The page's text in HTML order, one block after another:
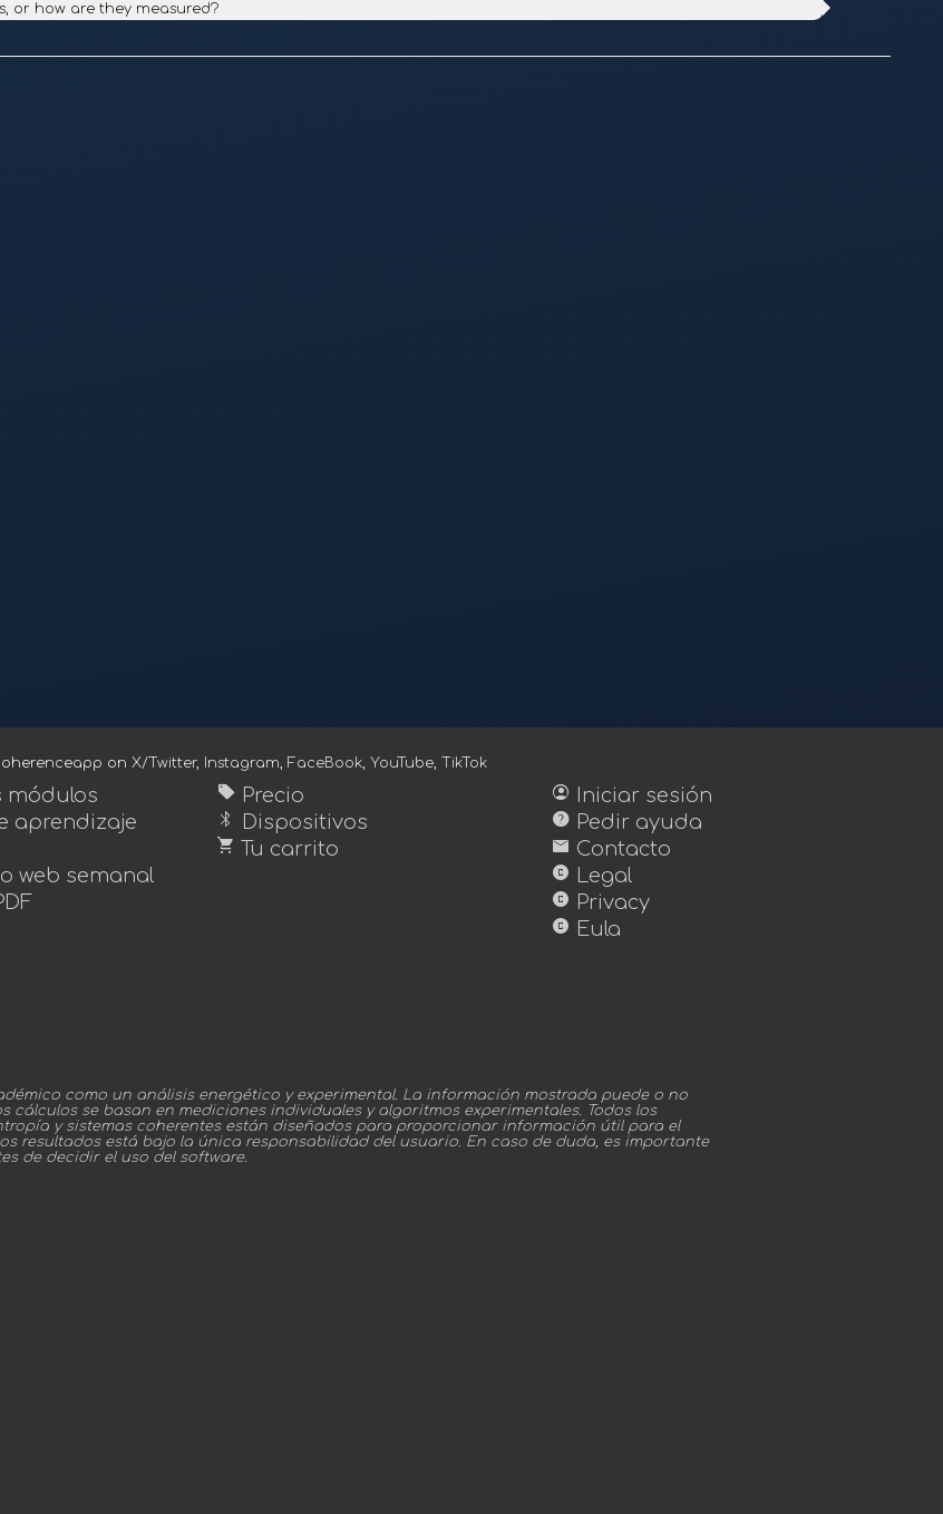
or how are they measured?
on X/Twitter, Instagram, FaceBook, YouTube, TikTok
módulos
aprendizaje
web semanal
sell Precio
bluetooth Dispositivos
shopping_cart Tu carrito
account_circle Iniciar sesión
help Pedir ayuda
mail Contacto
copyright Legal
copyright Privacy
copyright Eula
como un análisis energético y experimental. La información mostrada puede o no
se basan en mediciones individuales y algoritmos experimentales. Todos los
y sistemas coherentes están diseñados para proporcionar información útil para el
resultados está bajo la única responsabilidad del usuario. En caso de duda, es importante
de decidir el uso del software.